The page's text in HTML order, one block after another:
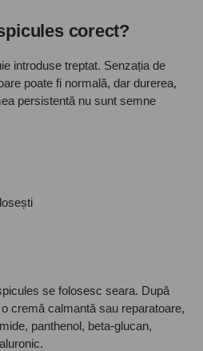
corect?
introduse treptat. Senzația de
poate fi normală, dar durerea,
persistentă nu sunt semne
se folosesc seara. După
cremă calmantă sau reparatoare,
panthenol, beta-glucan,